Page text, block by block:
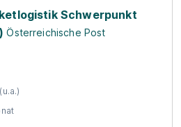
Schwerpunkt
Österreichische Post